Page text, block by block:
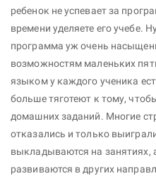
ребенок не успевает за
времени уделяете его учебе.
программа уж очень
возможностям маленьких
языком у каждого ученика
больше тяготеют к тому,
домашних заданий. Многие
отказались и только
выкладываются на занятиях,
развиваются в других